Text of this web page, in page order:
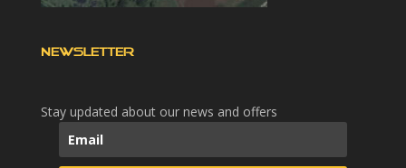
NEWSLETTER
Stay updated about our news and offers